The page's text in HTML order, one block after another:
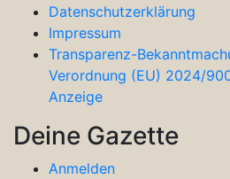
Datenschutzerklärung
Impressum
Transparenz-
Verordnung (EU) 2024/
Anzeige
Deine Gazette
Anmelden